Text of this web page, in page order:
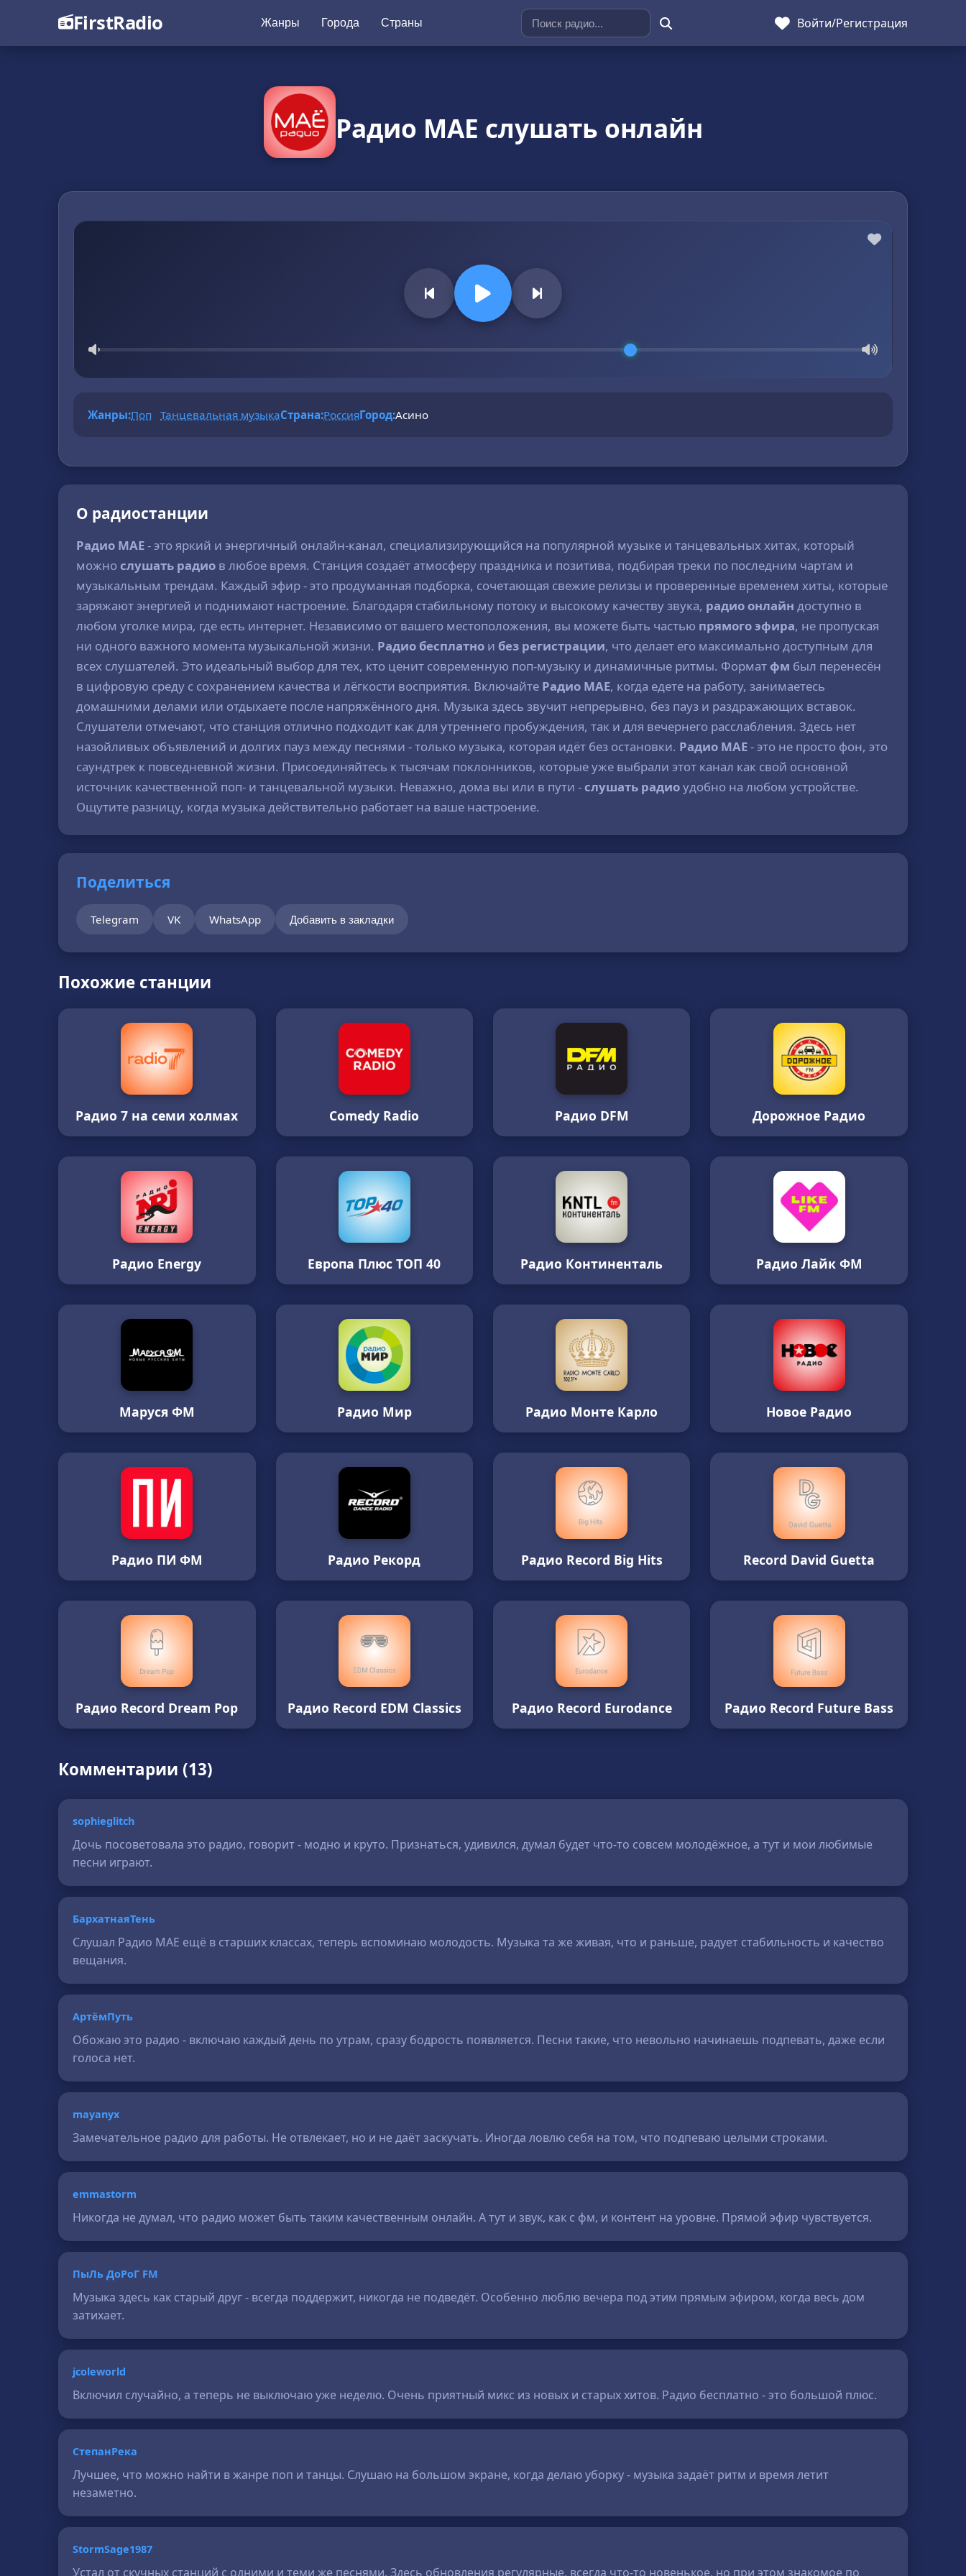
FirstRadio Жанры Города Страны Войти/Регистрация
Радио МАЕ слушать онлайн
Жанры:Поп Танцевальная музыкаСтрана:РоссияГород:Асино
О радиостанции
Радио МАЕ- это яркий и энергичный онлайн-канал, специализирующийся на популярной музыке и танцевальных хитах, который
можно слушать радио в любое время. Станция создаёт атмосферу праздника и позитива, подбирая треки по последним чартам и
музыкальным трендам. Каждый эфир - это продуманная подборка, сочетающая свежие релизы и проверенные временем хиты, которые
заряжают энергией и поднимают настроение. Благодаря стабильному потоку и высокому качеству звука, радио онлайн доступно в
любом уголке мира, где есть интернет. Независимо от вашего местоположения, вы можете быть частью прямого эфира, не пропуская
ни одного важного момента музыкальной жизни. Радио бесплатно ибез регистрации, что делает его максимально доступным для
всех слушателей. Это идеальный выбор для тех, кто ценит современную поп-музыку и динамичные ритмы. Формат фм был перенесён
в цифровую среду с сохранением качества и лёгкости восприятия. Включайте Радио МАЕ, когда едете на работу, занимаетесь
домашними делами или отдыхаете после напряжённого дня. Музыка здесь звучит непрерывно, без пауз и раздражающих вставок.
Слушатели отмечают, что станция отлично подходит как для утреннего пробуждения, так и для вечернего расслабления. Здесь нет
назойливых объявлений и долгих пауз между песнями - только музыка, которая идёт без остановки. Радио МАЕ- это не просто фон, это
саундтрек к повседневной жизни. Присоединяйтесь к тысячам поклонников, которые уже выбрали этот канал как свой основной
источник качественной поп- и танцевальной музыки. Неважно, дома вы или в пути - слушать радиоудобно на любом устройстве.
Ощутите разницу, когда музыка действительно работает на ваше настроение.
Поделиться
Telegram VK WhatsApp Добавить в закладки
Похожие станции
Радио 7 на семи холмах Comedy Radio Радио DFM Дорожное Радио
Радио Energy Европа Плюс ТОП 40 Радио Континенталь Радио Лайк ФМ
Маруся ФМ Радио Мир Радио Монте Карло Новое Радио
Радио ПИ ФМ Радио Рекорд Радио Record Big Hits Record David Guetta
Радио Record Dream Pop Радио Record EDM Classics Радио Record Eurodance Радио Record Future Bass
Комментарии (13)
sophieglitch
Дочь посоветовала это радио, говорит - модно и круто. Признаться, удивился, думал будет что-то совсем молодёжное, а тут и мои любимые
песни играют.
БархатнаяТень
Слушал Радио МАЕ ещё в старших классах, теперь вспоминаю молодость. Музыка та же живая, что и раньше, радует стабильность и качество
вещания.
АртёмПуть
Обожаю это радио - включаю каждый день по утрам, сразу бодрость появляется. Песни такие, что невольно начинаешь подпевать, даже если
голоса нет.
mayanyx
Замечательное радио для работы. Не отвлекает, но и не даёт заскучать. Иногда ловлю себя на том, что подпеваю целыми строками.
emmastorm
Никогда не думал, что радио может быть таким качественным онлайн. А тут и звук, как с фм, и контент на уровне. Прямой эфир чувствуется.
ПыЛь ДоРоГ FM
Музыка здесь как старый друг - всегда поддержит, никогда не подведёт. Особенно люблю вечера под этим прямым эфиром, когда весь дом
затихает.
jcoleworld
Включил случайно, а теперь не выключаю уже неделю. Очень приятный микс из новых и старых хитов. Радио бесплатно - это большой плюс.
СтепанРека
Лучшее, что можно найти в жанре поп и танцы. Слушаю на большом экране, когда делаю уборку - музыка задаёт ритм и время летит
незаметно.
StormSage1987
Устал от скучных станций с одними и теми же песнями. Здесь обновления регулярные, всегда что-то новенькое, но при этом знакомое по